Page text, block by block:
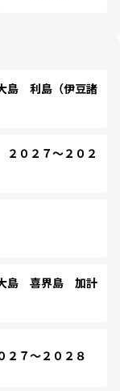
島 利島（伊豆諸
０２７～２０２
島 喜界島 加計
７～２０２８